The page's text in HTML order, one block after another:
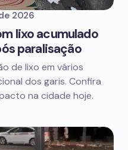
2026
lixo acumulado
paralisação
de lixo em vários
dos garis. Confira
na cidade hoje.